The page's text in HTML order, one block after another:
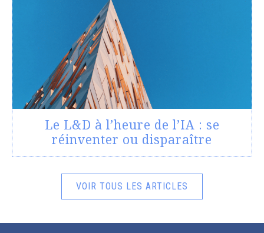
Le L&D à l’heure de l’IA : se
réinventer ou disparaître
VOIR TOUS LES ARTICLES